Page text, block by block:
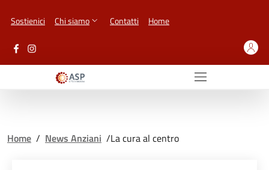
Sostienici Chi siamo Contatti Home
Home / News Anziani /La cura al centro